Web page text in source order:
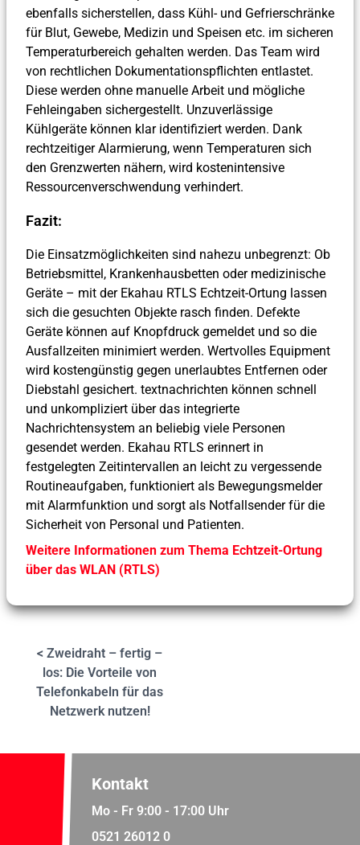
ebenfalls sicherstellen, dass Kühl- und Gefrierschränke
für Blut, Gewebe, Medizin und Speisen etc. im sicheren
Temperaturbereich gehalten werden. Das Team wird
von rechtlichen Dokumentationspflichten entlastet.
Diese werden ohne manuelle Arbeit und mögliche
Fehleingaben sichergestellt. Unzuverlässige
Kühlgeräte können klar identifiziert werden. Dank
rechtzeitiger Alarmierung, wenn Temperaturen sich
den Grenzwerten nähern, wird kostenintensive
Ressourcenverschwendung verhindert.
Fazit:
Die Einsatzmöglichkeiten sind nahezu unbegrenzt: Ob
Betriebsmittel, Krankenhausbetten oder medizinische
Geräte – mit der Ekahau RTLS Echtzeit-Ortung lassen
sich die gesuchten Objekte rasch finden. Defekte
Geräte können auf Knopfdruck gemeldet und so die
Ausfallzeiten minimiert werden. Wertvolles Equipment
wird kostengünstig gegen unerlaubtes Entfernen oder
Diebstahl gesichert. textnachrichten können schnell
und unkompliziert über das integrierte
Nachrichtensystem an beliebig viele Personen
gesendet werden. Ekahau RTLS erinnert in
festgelegten Zeitintervallen an leicht zu vergessende
Routineaufgaben, funktioniert als Bewegungsmelder
mit Alarmfunktion und sorgt als Notfallsender für die
Sicherheit von Personal und Patienten.
Weitere Informationen zum Thema Echtzeit-Ortung
über das WLAN (RTLS)
< Zweidraht – fertig –
los: Die Vorteile von
Telefonkabeln für das
Netzwerk nutzen!
Kontakt
Mo - Fr 9:00 - 17:00 Uhr
0521 26012 0